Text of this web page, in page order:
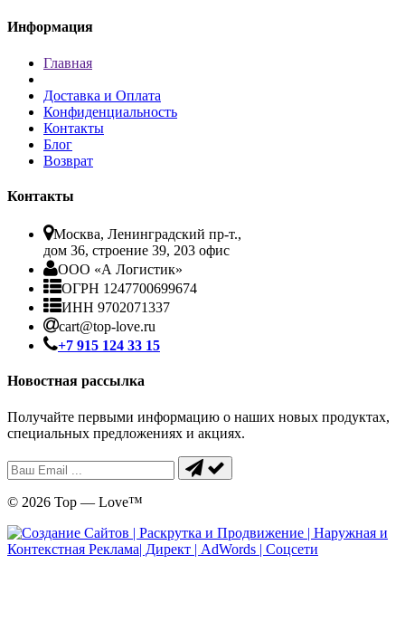
Информация
Главная
Доставка и Оплата
Конфиденциальность
Контакты
Блог
Возврат
Контакты
Москва, Ленинградский пр-т.,
дом 36, строение 39, 203 офис
ООО «А Логистик»
ОГРН 1247700699674
ИНН 9702071337
cart@top-love.ru
+7 915 124 33 15
Новостная рассылка
Получайте первыми информацию о наших новых продуктах,
специальных предложениях и акциях.
© 2026 Top — Love™